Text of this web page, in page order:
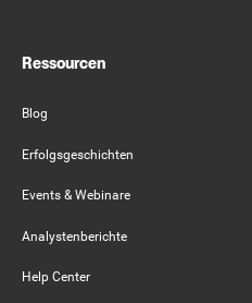
Ressourcen
Blog
Erfolgsgeschichten
Events & Webinare
Analystenberichte
Help Center